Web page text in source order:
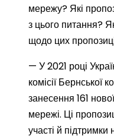
мережу? Які
з цього питання?
щодо цих
— У 2021 році
комісії Бернської
занесення 161
мережі. Ці
участі й підтримки